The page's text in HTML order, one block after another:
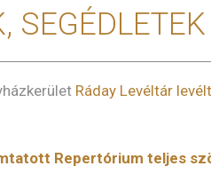
SEGÉDLETEK
Ráday Levéltár
Repertórium teljes